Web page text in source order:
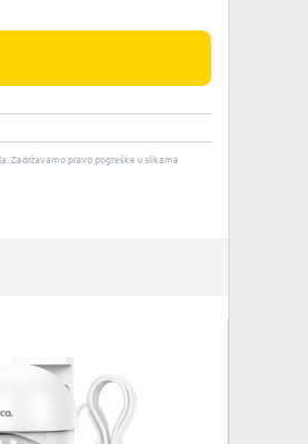
Zadržavamo pravo pogreške u slikama